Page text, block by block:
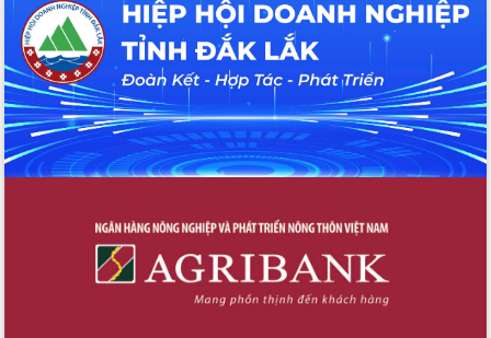
UBND tỉnh họp báo định kỳ tháng 4
năm 2026
Hội thảo khoa học “Giải pháp thúc đẩy
phát triển nền kinh tế xanh tại tỉnh
Đắk Lắk”
Tăng cường giám sát, đôn đốc thực
hiện nhiệm vụ quản lý tài sản công
công tác cải cách thủ tục hành chính
tại Trung tâm Phục vụ hành chính
Đắk Lắk: Tôn vinh 46 giải pháp tại Hội